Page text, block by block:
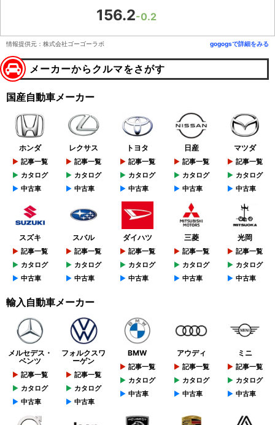
156.2-0.2
情報提供元：株式会社ゴーゴーラボ gogogsで詳細をみる
メーカーからクルマをさがす
国産自動車メーカー
ホンダ
記事一覧
カタログ
中古車
レクサス
記事一覧
カタログ
中古車
トヨタ
記事一覧
カタログ
中古車
日産
記事一覧
カタログ
中古車
マツダ
記事一覧
カタログ
中古車
スズキ
記事一覧
カタログ
中古車
スバル
記事一覧
カタログ
中古車
ダイハツ
記事一覧
カタログ
中古車
三菱
記事一覧
カタログ
中古車
光岡
記事一覧
カタログ
中古車
輸入自動車メーカー
メルセデス・
ベンツ
記事一覧
カタログ
中古車
フォルクスワ
ーゲン
記事一覧
カタログ
中古車
BMW
記事一覧
カタログ
中古車
アウディ
記事一覧
カタログ
中古車
ミニ
記事一覧
カタログ
中古車